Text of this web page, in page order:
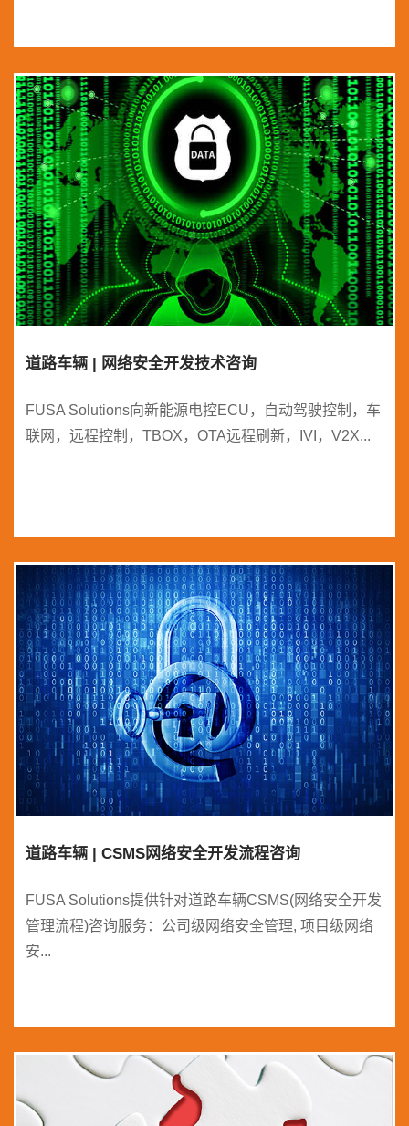
道路车辆 | 网络安全开发技术咨询
FUSA Solutions向新能源电控ECU，自动驾驶控制，车
联网，远程控制，TBOX，OTA远程刷新，IVI，V2X...
道路车辆 | CSMS网络安全开发流程咨询
FUSA Solutions提供针对道路车辆CSMS(网络安全开发
管理流程)咨询服务：公司级网络安全管理, 项目级网络
安...